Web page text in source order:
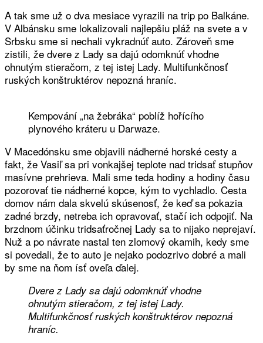
A tak sme už o dva mesiace vyrazili na trip po Balkáne.
V Albánsku sme lokalizovali najlepšiu pláž na svete a v
Srbsku sme si nechali vykradnúť auto. Zároveň sme
zistili, že dvere z Lady sa dajú odomknúť vhodne
ohnutým stieračom, z tej istej Lady. Multifunkčnosť
ruských konštruktérov nepozná hraníc.
Kempování „na žebráka“ poblíž hořícího
plynového kráteru u Darwaze.
V Macedónsku sme objavili nádherné horské cesty a
fakt, že Vasiľ sa pri vonkajšej teplote nad tridsať stupňov
masívne prehrieva. Mali sme teda hodiny a hodiny času
pozorovať tie nádherné kopce, kým to vychladlo. Cesta
domov nám dala skvelú skúsenosť, že keď sa pokazia
zadné brzdy, netreba ich opravovať, stačí ich odpojiť. Na
brzdnom účinku tridsaťročnej Lady sa to nijako neprejaví.
Nuž a po návrate nastal ten zlomový okamih, kedy sme
si povedali, že to auto je nejako podozrivo dobré a mali
by sme na ňom ísť oveľa ďalej.
Dvere z Lady sa dajú odomknúť vhodne
ohnutým stieračom, z tej istej Lady.
Multifunkčnosť ruských konštruktérov nepozná
hraníc.